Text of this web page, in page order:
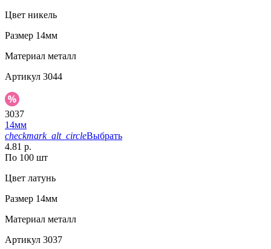
Цвет никель
Размер 14мм
Материал металл
Артикул 3044
3037
14мм
checkmark_alt_circleВыбрать
4.81 р.
По 100 шт
Цвет латунь
Размер 14мм
Материал металл
Артикул 3037